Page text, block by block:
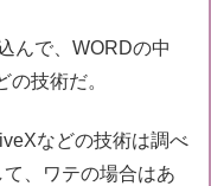
んで、WORDの中
技術だ。
などの技術は調べ
、ワテの場合はあ